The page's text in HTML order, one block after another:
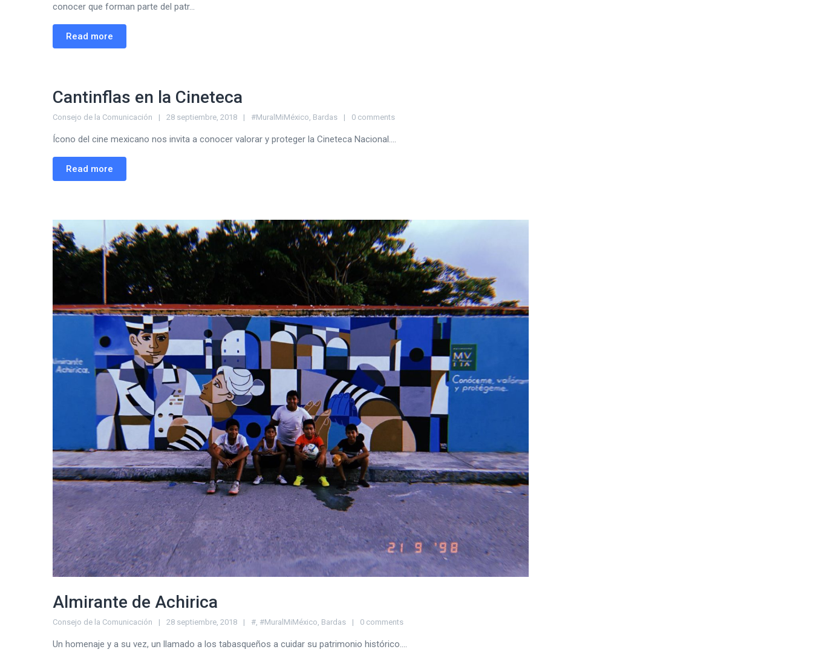
conocer que forman parte del patr...
Read more
Cantinflas en la Cineteca
Consejo de la Comunicación 28 septiembre, 2018 #MuralMiMéxico, Bardas 0 comments
Ícono del cine mexicano nos invita a conocer valorar y proteger la Cineteca Nacional....
Read more
Almirante de Achirica
Consejo de la Comunicación 28 septiembre, 2018 # #MuralMiMéxico Bardas 0 comments
Un homenaje y a su vez, un llamado a los tabasqueños a cuidar su patrimonio histórico....